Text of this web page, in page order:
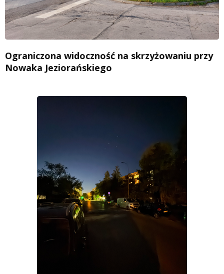
Ograniczona widoczność na skrzyżowaniu przy
Nowaka Jeziorańskiego